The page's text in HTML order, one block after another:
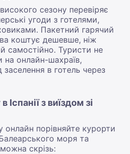
сезону перевіряє
угоди з готелями,
Пакетний гарячий
коштує дешевше, ніж
самостійно. Туристи не
на онлайн-шахраїв,
в готель через
з виїздом зі
порівняйте курорти
моря та
скрізь: